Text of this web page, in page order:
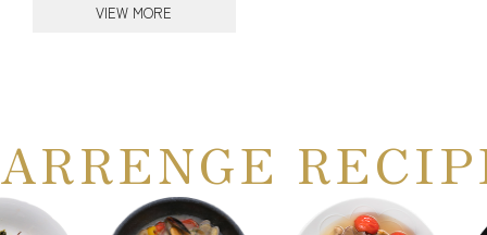
VIEW MORE
ARRENGE